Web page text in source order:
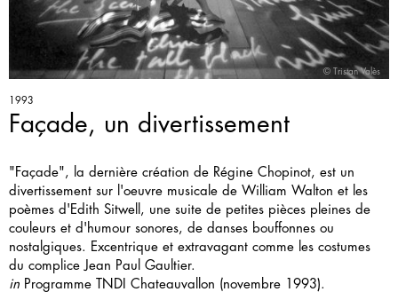
© Tristan Valès
1993
Façade, un divertissement
"Façade", la dernière création de Régine Chopinot, est un
divertissement sur l'oeuvre musicale de William Walton et les
poèmes d'Edith Sitwell, une suite de petites pièces pleines de
couleurs et d'humour sonores, de danses bouffonnes ou
nostalgiques. Excentrique et extravagant comme les costumes
du complice Jean Paul Gaultier.
in Programme TNDI Chateauvallon (novembre 1993).